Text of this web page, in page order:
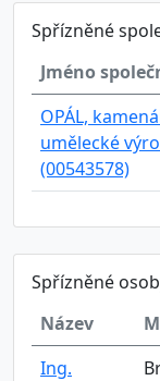
Spřízněné
Jméno
OPÁL,
umělecké
(00543578)
Spřízněné
Název
Ing.